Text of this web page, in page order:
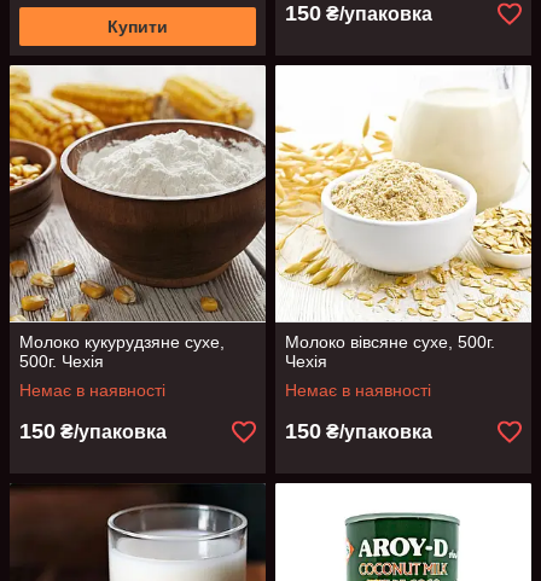
Купити
150 ₴/упаковка
Молоко кукурудзяне сухе,
500г. Чехія
Немає в наявності
150 ₴/упаковка
Молоко вівсяне сухе, 500г.
Чехія
Немає в наявності
150 ₴/упаковка